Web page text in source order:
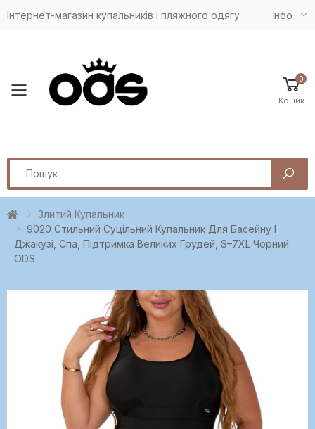
Інтернет-магазин купальників і пляжного одягу Iнфо
Toggle mobile menu
0
Кошик
Search
Злитий Купальник
9020 Стильний Суцільний Купальник Для Басейну І
Джакузі, Спа, Підтримка Великих Грудей, S–7XL Чорний
ODS